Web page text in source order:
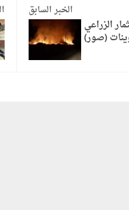
الخبر السابق
الزراعي
(صور)